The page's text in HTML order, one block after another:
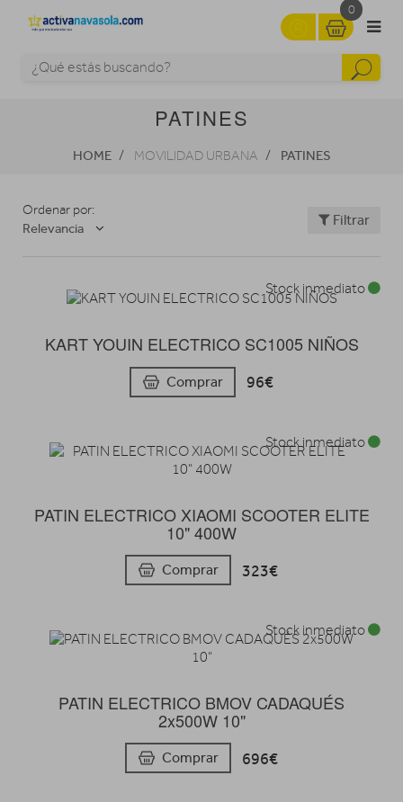
0
PATINES
HOME MOVILIDAD URBANA PATINES
Ordenar por:
Relevancia
Filtrar
KART YOUIN ELECTRICO SC1005 NIÑOS
Comprar 96€
Stock inmediato
PATIN ELECTRICO XIAOMI SCOOTER ELITE
10" 400W
Comprar 323€
Stock inmediato
PATIN ELECTRICO BMOV CADAQUÉS
2x500W 10"
Comprar 696€
Stock inmediato